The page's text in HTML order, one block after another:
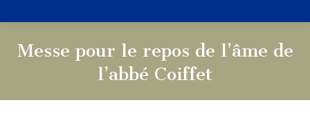
Messe pour le repos de l’âme de
l’abbé Coiffet